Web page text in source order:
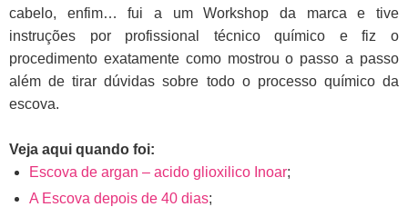
cabelo, enfim… fui a um Workshop da marca e tive
instruções por profissional técnico químico e fiz o
procedimento exatamente como mostrou o passo a passo
além de tirar dúvidas sobre todo o processo químico da
escova.
Veja aqui quando foi:
Escova de argan – acido glioxilico Inoar;
A Escova depois de 40 dias;